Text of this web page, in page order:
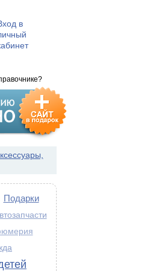
в
Подарки